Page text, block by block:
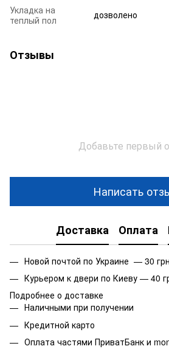
Укладка на
теплый пол
дозволено
Отзывы
Добавьте первый
Написать
Доставка Оплата
Новой почтой по Украине — 30
Курьером к двери по Киеву — 40
Подробнее о доставке
Наличными при получении
Кредитной карто
Оплата частями ПриватБанк и